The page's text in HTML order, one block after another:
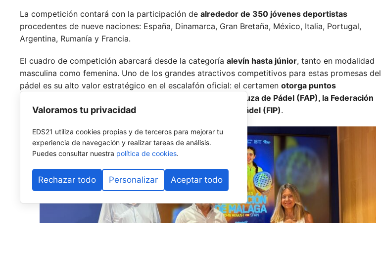
La competición contará con la participación de alrededor de 350 jóvenes deportistas
procedentes de nueve naciones: España, Dinamarca, Gran Bretaña, México, Italia, Portugal,
Argentina, Rumanía y Francia.
El cuadro de competición abarcará desde la categoría alevín hasta júnior, tanto en modalidad
masculina como femenina. Uno de los grandes atractivos competitivos para estas promesas del
pádel es su alto valor estratégico en el escalafón oficial: el certamen otorga puntos
simultáneamente para los rankings de la Federación Andaluza de Pádel (FAP), la Federación
Española de Pádel (FEP) y la Federación Internacional de Pádel (FIP).
Valoramos tu privacidad
EDS21 utiliza cookies propias y de terceros para mejorar tu
experiencia de navegación y realizar tareas de análisis.
Puedes consultar nuestra política de cookies.
Rechazar todo Personalizar Aceptar todo